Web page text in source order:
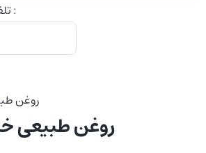
تلفن همراه اطلاع رسانی :
روغن طبیعی